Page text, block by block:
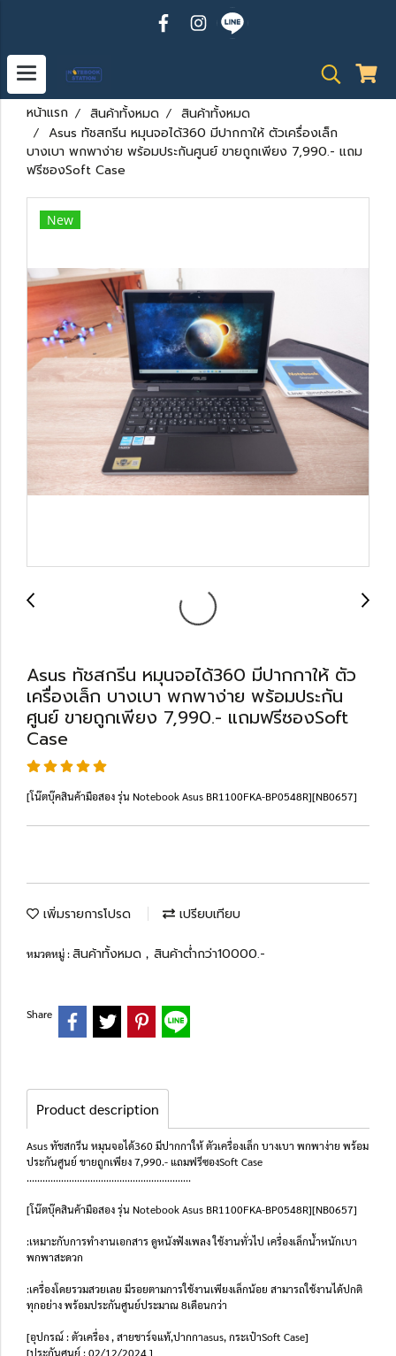
หน้าแรก สินค้าทั้งหมด
สินค้าทั้งหมด
Asus ทัชสกรีน หมุนจอได้360 มีปากกาให้ ตัวเครื่องเล็ก
บางเบา พกพาง่าย พร้อมประกันศูนย์ ขายถูกเพียง 7,990.- แถม
ฟรีซองSoft Case
New
Asus ทัชสกรีน หมุนจอได้360 มีปากกาให้ ตัว
เครื่องเล็ก บางเบา พกพาง่าย พร้อมประกัน
ศูนย์ ขายถูกเพียง 7,990.- แถมฟรีซองSoft
Case
[โน๊ตบุ๊คสินค้ามือสอง รุ่น Notebook Asus BR1100FKA-BP0548R][NB0657]
เพิ่มรายการโปรด เปรียบเทียบ
หมวดหมู่ :สินค้าทั้งหมด , สินค้าต่ำกว่า10000.-
Share
Product description
Asus ทัชสกรีน หมุนจอได้360 มีปากกาให้ ตัวเครื่องเล็ก บางเบา พกพาง่าย พร้อม
ประกันศูนย์ ขายถูกเพียง 7,990.- แถมฟรีซองSoft Case
..............................................................
[โน๊ตบุ๊คสินค้ามือสอง รุ่น Notebook Asus BR1100FKA-BP0548R][NB0657]
:เหมาะกับการทำงานเอกสาร ดูหนังฟังเพลง ใช้งานทั่วไป เครื่องเล็กน้ำหนักเบา
พกพาสะดวก
:เครื่องโดยรวมสวยเลย มีรอยตามการใช้งานเพียงเล็กน้อย สามารถใช้งานได้ปกติ
ทุกอย่าง พร้อมประกันศูนย์ประมาณ 8เดือนกว่า
[อุปกรณ์ : ตัวเครื่อง , สายชาร์จแท้,ปากกาasus, กระเป๋าSoft Case]
[ประกันศูนย์ : 02/12/2024 ]